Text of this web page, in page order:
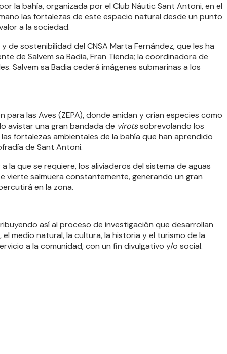
la bahía, organizada por el Club Náutic Sant Antoni, en el
las fortalezas de este espacio natural desde un punto
a la sociedad.
sostenibilidad del CNSA Marta Fernández, que les ha
de Salvem sa Badia, Fran Tienda; la coordinadora de
Salvem sa Badia cederá imágenes submarinas a los
las Aves (ZEPA), donde anidan y crían especies como
avistar una gran bandada de virotssobrevolando los
fortalezas ambientales de la bahía que han aprendido
de Sant Antoni.
la que se requiere, los aliviaderos del sistema de aguas
vierte salmuera constantemente, generando un gran
en la zona.
así al proceso de investigación que desarrollan
medio natural, la cultura, la historia y el turismo de la
a la comunidad, con un fin divulgativo y/o social.